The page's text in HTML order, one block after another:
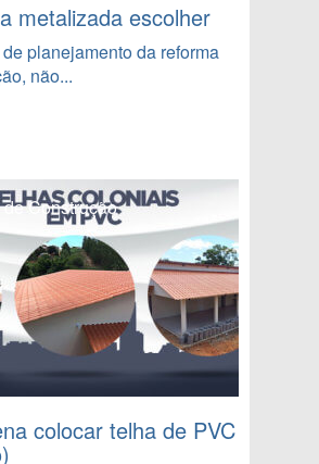
metalizada escolher
planejamento da reforma
não...
de Construção
colocar telha de PVC